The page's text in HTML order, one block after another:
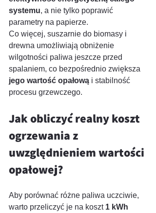
systemu, a nie tylko poprawić
parametry na papierze.
Co więcej, suszarnie do biomasy i
drewna umożliwiają obniżenie
wilgotności paliwa jeszcze przed
spalaniem, co bezpośrednio zwiększa
jego wartość opałową i stabilność
procesu grzewczego.
Jak obliczyć realny koszt
ogrzewania z
uwzględnieniem wartości
opałowej?
Aby porównać różne paliwa uczciwie,
warto przeliczyć je na koszt 1 kWh